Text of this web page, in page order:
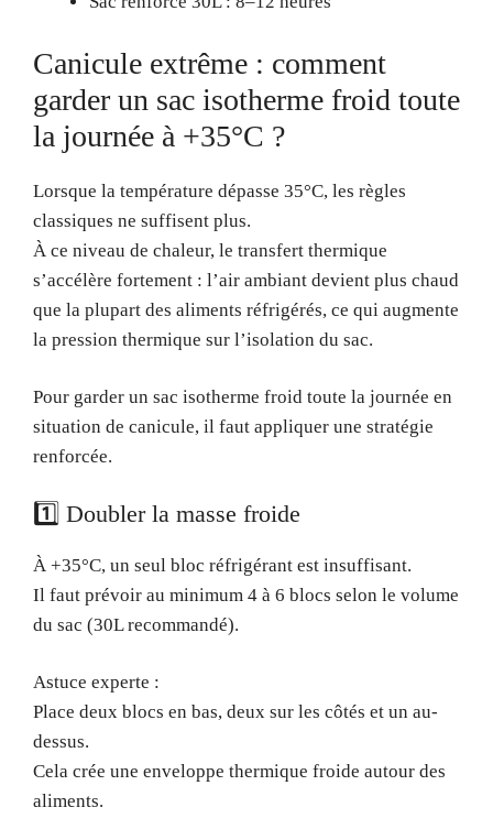
Canicule extrême : comment
garder un sac isotherme froid toute
la journée à +35°C ?
Lorsque la température dépasse 35°C, les règles
classiques ne suffisent plus.
À ce niveau de chaleur, le transfert thermique
s’accélère fortement : l’air ambiant devient plus chaud
que la plupart des aliments réfrigérés, ce qui augmente
la pression thermique sur l’isolation du sac.
Pour garder un sac isotherme froid toute la journée en
situation de canicule, il faut appliquer une stratégie
renforcée.
1️⃣ Doubler la masse froide
À +35°C, un seul bloc réfrigérant est insuffisant.
Il faut prévoir au minimum 4 à 6 blocs selon le volume
du sac (30L recommandé).
Astuce experte :
Place deux blocs en bas, deux sur les côtés et un au-
dessus.
Cela crée une enveloppe thermique froide autour des
aliments.